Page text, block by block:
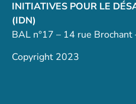
INITIATIVES POUR LE
(IDN)
BAL n°17 – 14 rue
Copyright 2023